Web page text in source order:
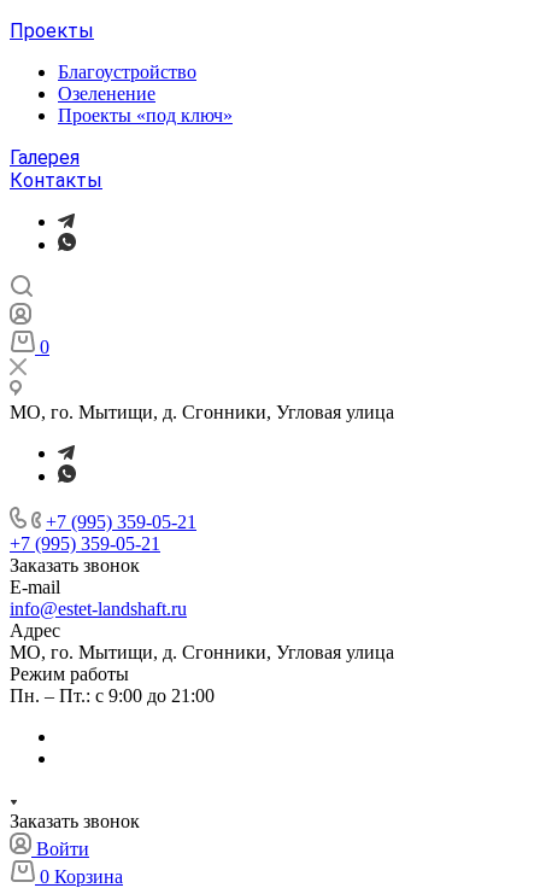
Проекты
Благоустройство
Озеленение
Проекты «под ключ»
Галерея
Контакты
0
МО, го. Мытищи, д. Сгонники, Угловая улица
+7 (995) 359-05-21
+7 (995) 359-05-21
Заказать звонок
E-mail
info@estet-landshaft.ru
Адрес
МО, го. Мытищи, д. Сгонники, Угловая улица
Режим работы
Пн. – Пт.: с 9:00 до 21:00
Заказать звонок
Войти
0 Корзина